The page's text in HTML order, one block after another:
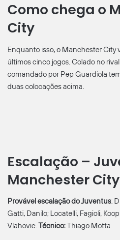
Como chega o
City
Enquanto isso, o Manchester City
últimos cinco jogos. Colado no
comandado por Pep Guardiola
duas colocações acima.
Escalação –
Manchester City
Provável escalação do Juventus:
Gatti, Danilo; Locatelli, Fagioli,
Vlahovic.Técnico:Thiago Motta